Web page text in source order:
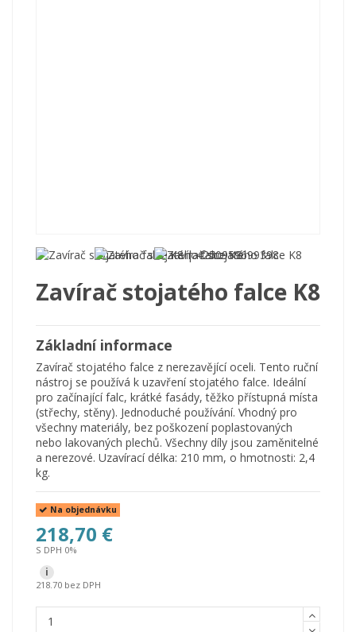
Zavírač stojatého falce K8
Základní informace
Zavírač stojatého falce z nerezavějící oceli. Tento ruční
nástroj se používá k uzavření stojatého falce. Ideální
pro začínající falc, krátké fasády, těžko přístupná místa
(střechy, stěny). Jednoduché používání. Vhodný pro
všechny materiály, bez poškození poplastovaných
nebo lakovaných plechů. Všechny díly jsou zaměnitelné
a nerezové. Uzavírací délka: 210 mm, o hmotnosti: 2,4
kg.
Na objednávku
218,70 €
S DPH 0%
i
218.70 bez DPH